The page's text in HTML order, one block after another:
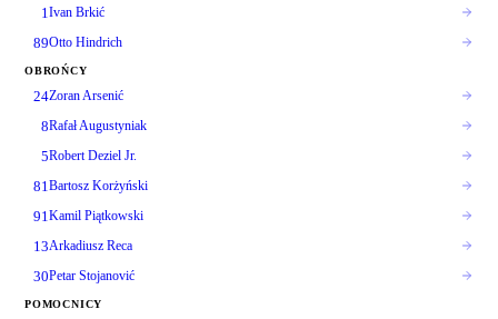
1 Ivan Brkić
89Otto Hindrich
OBROŃCY
24Zoran Arsenić
8Rafał Augustyniak
5Robert Deziel Jr.
81 Bartosz Korżyński
91 Kamil Piątkowski
13Arkadiusz Reca
30Petar Stojanović
POMOCNICY